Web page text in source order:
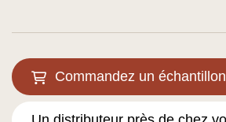
Commandez un échantillon